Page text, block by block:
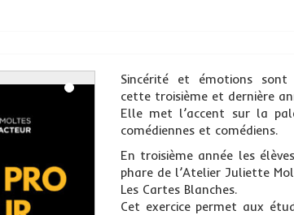
Sincérité et émotions
cette troisième et dernière
Elle met l’accent sur la
comédiennes et comédiens.
En troisième année les
phare de l’Atelier Juliette
Les Cartes Blanches.
Cet exercice permet aux